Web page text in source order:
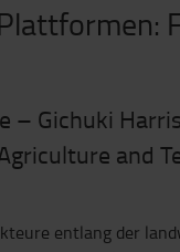
– Gichuki
and
entlang der